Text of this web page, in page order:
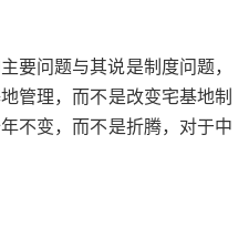
要问题与其说是制度问题，
管理，而不是改变宅基地制
不变，而不是折腾，对于中